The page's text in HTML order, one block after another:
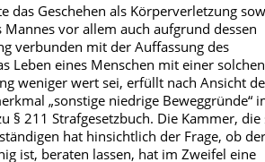
das Geschehen als Körperverletzung
Mannes vor allem auch aufgrund dessen
verbunden mit der Auffassung des
Leben eines Menschen mit einer solchen
weniger wert sei, erfüllt nach Ansicht
„sonstige niedrige Beweggründe“
§ 211 Strafgesetzbuch. Die Kammer, die
hat hinsichtlich der Frage, ob
ist, beraten lassen, hat im Zweifel eine